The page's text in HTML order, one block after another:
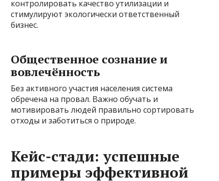
контролировать качество утилизации и
стимулируют экологически ответственный
бизнес.
Общественное сознание и
вовлечённость
Без активного участия населения система
обречена на провал. Важно обучать и
мотивировать людей правильно сортировать
отходы и заботиться о природе.
Кейс-стади: успешные
примеры эффективной